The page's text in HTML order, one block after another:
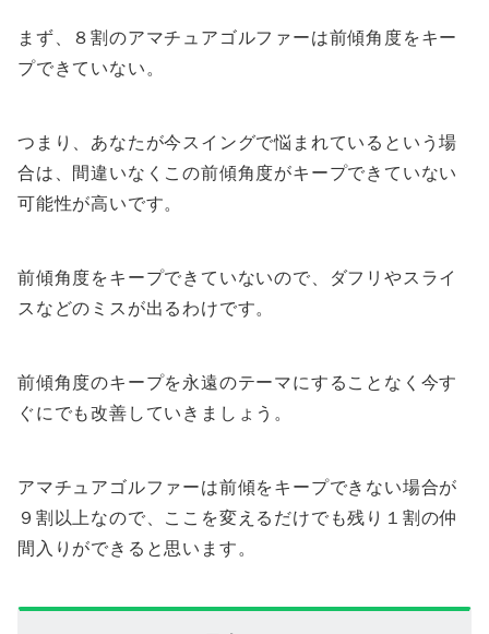
まず、８割のアマチュアゴルファーは前傾角度をキー
プできていない。
つまり、あなたが今スイングで悩まれているという場
合は、間違いなくこの前傾角度がキープできていない
可能性が高いです。
前傾角度をキープできていないので、ダフリやスライ
スなどのミスが出るわけです。
前傾角度のキープを永遠のテーマにすることなく今す
ぐにでも改善していきましょう。
アマチュアゴルファーは前傾をキープできない場合が
９割以上なので、ここを変えるだけでも残り１割の仲
間入りができると思います。